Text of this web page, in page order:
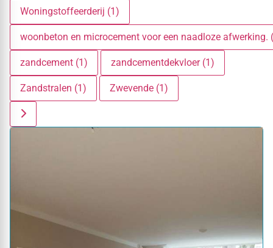
Woningstoffeerderij (1)
woonbeton en microcement voor een naadloze afwerking.
zandcement (1) zandcementdekvloer (1)
Zandstralen (1) Zwevende (1)